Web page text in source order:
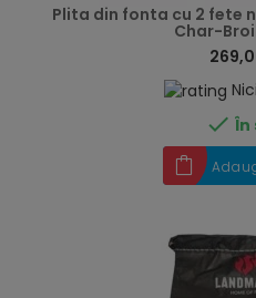
Plita din fonta cu 2 fete
Char-
 În